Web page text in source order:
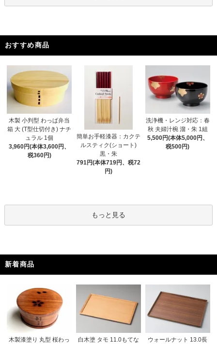
おすすめ商品
木製 小判型 わっぱ弁当
箱 大 (T型仕切付き) ナチ
ュラル 1個
3,960円(本体3,600円、
税360円)
簡単お手軽漆器：カクテ
ルスティク(ショート)
黒・朱
791円(本体719円、税72
円)
洗浄機・レンジ対応：春
秋 夫婦汁椀 溜・朱 1組
5,500円(本体5,000円、
税500円)
もっと見る
新着商品
木製漆塗り 丸型 桜わっ
白木塗 タモ 11.0もてな
ウォールナット 13.0長